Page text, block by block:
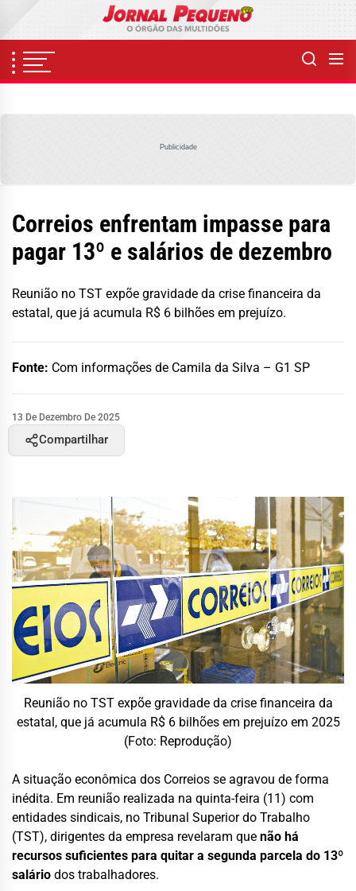
content
Publicidade
Correios enfrentam impasse para
pagar 13º e salários de dezembro
Reunião no TST expõe gravidade da crise financeira da
estatal, que já acumula R$ 6 bilhões em prejuízo.
Fonte: Com informações de Camila da Silva – G1 SP
13 De Dezembro De 2025
Compartilhar
Reunião no TST expõe gravidade da crise financeira da
estatal, que já acumula R$ 6 bilhões em prejuízo em 2025
(Foto: Reprodução)
A situação econômica dos Correios se agravou de forma
inédita. Em reunião realizada na quinta-feira (11) com
entidades sindicais, no Tribunal Superior do Trabalho
(TST), dirigentes da empresa revelaram que não há
recursos suficientes para quitar a segunda parcela do 13º
salário dos trabalhadores.